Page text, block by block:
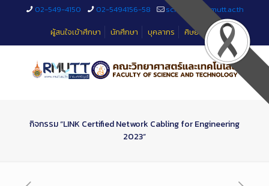
02-549-4150 02-5494156-58
sciteched@rmutt.ac.th
ผู้สนใจเข้าศึกษา
นักศึกษา บุคลากร ศิษย์เก่า
กิจกรรม “LINK Certified Network Cabling for Engineering
2023”